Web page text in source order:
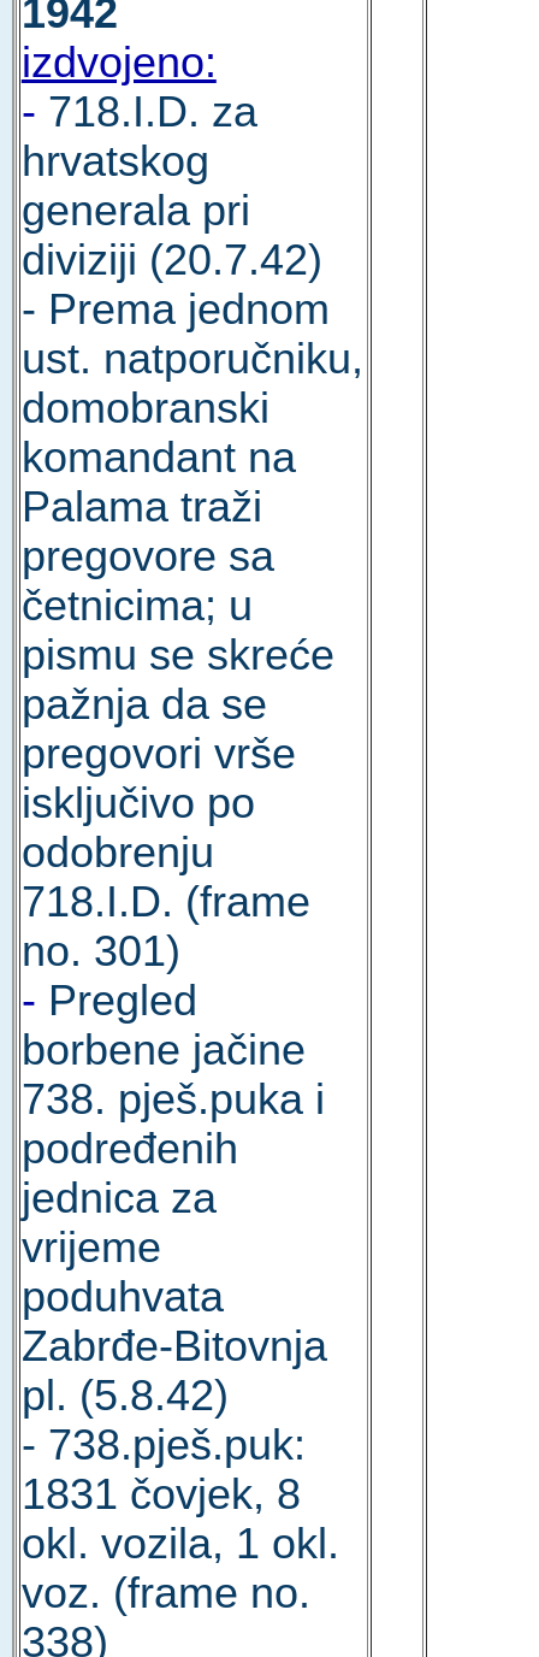
1942
izdvojeno:
- 718.I.D. za
hrvatskog
generala pri
diviziji (20.7.42)
- Prema jednom
ust. natporučniku,
domobranski
komandant na
Palama traži
pregovore sa
četnicima; u
pismu se skreće
pažnja da se
pregovori vrše
isključivo po
odobrenju
718.I.D. (frame
no. 301)
- Pregled
borbene jačine
738. pješ.puka i
podređenih
jednica za
vrijeme
poduhvata
Zabrđe-Bitovnja
pl. (5.8.42)
- 738.pješ.puk:
1831 čovjek, 8
okl. vozila, 1 okl.
voz. (frame no.
338)